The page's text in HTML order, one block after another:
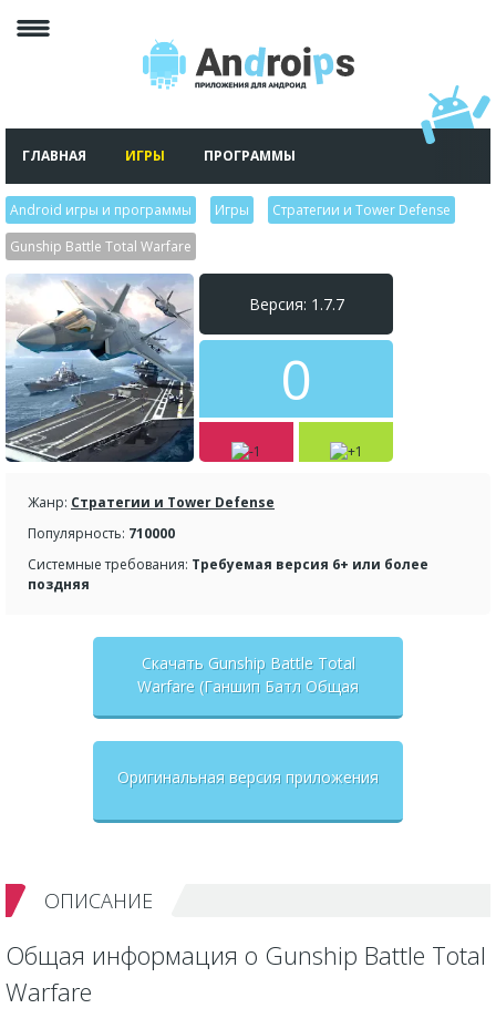
ГЛАВНАЯ ИГРЫ ПРОГРАММЫ
Android игры и программы Игры Стратегии и Tower Defense
Gunship Battle Total Warfare
Версия: 1.7.7
0
Жанр: Стратегии и Tower Defense
Популярность: 710000
Системные требования: Требуемая версия 6+ или более
поздняя
Скачать Gunship Battle Total
Warfare (Ганшип Батл Общая
Оригинальная версия приложения
ОПИСАНИЕ
Общая информация о Gunship Battle Total
Warfare